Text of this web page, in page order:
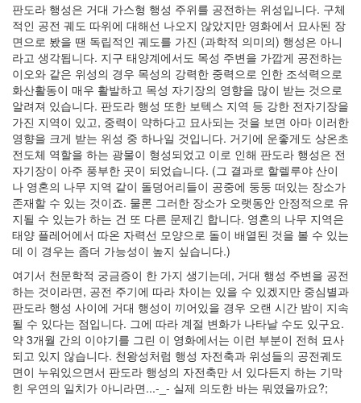
판도라 행성은 거대 가스형 행성 주위를 공전하는 위성입니다. 구체
적인 공전 궤도 따위에 대해선 나오지 않았지만 영화에서 묘사된 장
면으로 봤을 땐 독립적인 궤도를 가진 (과학적 의미의) 행성은 아니
라고 생각됩니다. 지구 태양계에서도 목성 주변을 가깝게 공전하는
이오와 같은 위성의 경우 목성의 강력한 중력으로 인한 조석력으로
화산활동이 매우 활발하고 목성 자기장의 영향을 많이 받는 것으로
알려져 있습니다. 판도라 행성 또한 보텍스 지역 등 강한 전자기장을
가진 지역이 있고, 중력이 약하다고 묘사되는 것을 보면 아마 이러한
영향을 크게 받는 위성 중 하나일 것입니다. 거기에 운좋게도 상온초
전도체 역할을 하는 광물이 형성되었고 이로 인해 판도라 행성은 전
자기장이 아주 풍부한 곳이 되었습니다. (그 결과로 할렐루야 산이
나 영혼의 나무 지역 같이 돌덩어리들이 공중에 둥둥 떠있는 장소가
존재할 수 있는 것이죠. 물론 그러한 장소가 오랫동안 안정적으로 유
지될 수 있는가 하는 건 또 다른 문제긴 합니다. 영혼의 나무 지역은
태양 플레어에서 따온 자력선 모양으로 돌이 배열된 것을 볼 수 있는
데 이 경우는 좀더 가능성이 높지 싶습니다.)
여기서 천문학적 궁금증이 한 가지 생기는데, 거대 행성 주변을 공전
하는 것이라면, 공전 주기에 따라 차이는 있을 수 있겠지만 중심별과
판도라 행성 사이에 거대 행성이 끼어있을 경우 오랜 시간 밤이 지속
될 수 있다는 점입니다. 그에 따라 계절 변화가 나타날 수도 있구요.
약 3개월 간의 이야기를 그린 이 영화에서는 이런 부분이 전혀 묘사
되고 있지 않습니다. 천왕성처럼 행성 자전축과 위성들의 공전궤도
면이 누워있으면서 판도라 행성의 자전축만 서 있다든지 하는 기막
힌 우연의 일치가 아니라면...-_- 실제 의도한 바는 뭐였을까요?;
ACL
연
웹
발
스
웨
덴
블
잡
담
월
디
워
스
팸
웹
보
드